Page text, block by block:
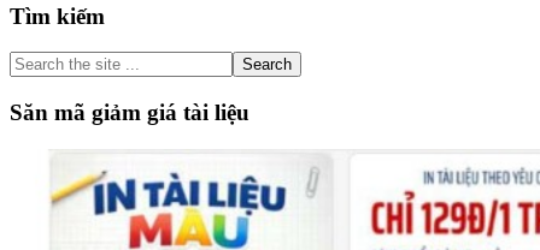
Primary
Sidebar
Tìm kiếm
Search
the
site
...
Săn mã giảm giá tài liệu